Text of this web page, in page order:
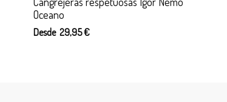
Adam Blanco-Negro
Desde 59,00 €75,90 €